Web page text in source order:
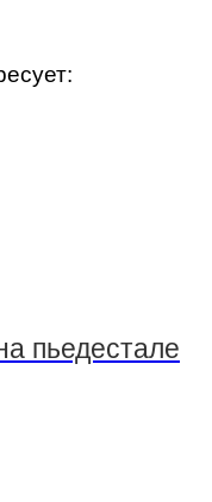
фехтования
гимнастики
для
пьедестале